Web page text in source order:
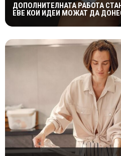
ДОПОЛНИТЕЛНАТА РАБОТА
ЕВЕ КОИ ИДЕИ МОЖАТ ДА